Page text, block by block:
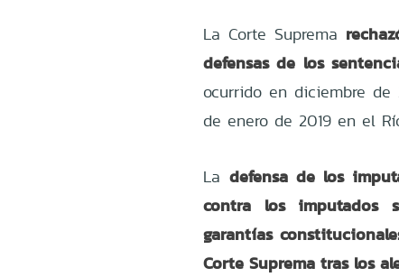
La Corte Suprema
defensas de los
ocurrido en diciembre
de enero de 2019 en el
Ladefensa de los
contra los imputados
garantías
Corte Suprema tras los